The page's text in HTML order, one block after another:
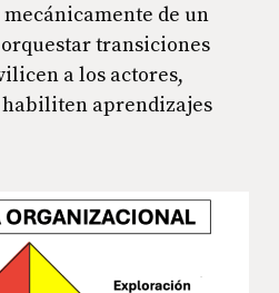
de un
transiciones
a los actores,
aprendizajes